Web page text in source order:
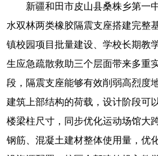
新疆和田市皮山县桑株乡第一
水双林两类橡胶隔震支座搭建完整
镇校园项目批量建设、学校长期教
生应急疏散救助三个层面带来多重
段，隔震支座能够有效削弱高烈度
建筑上部结构的荷载，设计阶段可
楼梁柱尺寸，同步优化运动场馆大
钢筋、混凝土建材整体使用量，优